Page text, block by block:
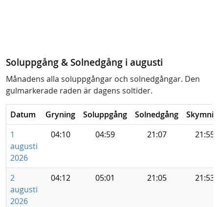
Soluppgång & Solnedgång i augusti
Månadens alla soluppgångar och solnedgångar. Den
gulmarkerade raden är dagens soltider.
Datum Gryning Soluppgång Solnedgång
1
augusti
2026
04:10 04:59 21:07 21:55
2
augusti
2026
04:12 05:01 21:05 21:53